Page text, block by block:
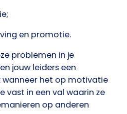
en promotie.
problemen in je
jouw leiders een
wanneer het op motivatie
vast in een val waarin ze
op anderen